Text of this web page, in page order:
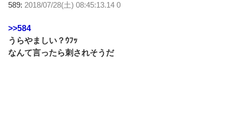
589: 2018/07/28(土) 08:45:13.14 0
>>584
うらやましい？ｳﾌｯ
なんて言ったら刺されそうだ